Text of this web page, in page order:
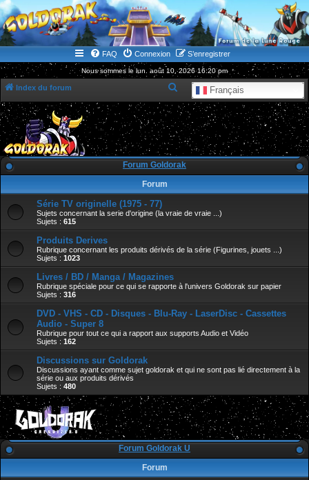
WWW.GOLDORAKGO.COM
le site de la Lune Rouge
FAQ Connexion S’enregistrer
Nous sommes le lun. août 10, 2026 16:20 pm
Index du forum Français
e
c
h
r
Forum Goldorak
Forum
Série TV originelle (1975 - 77)
Sujets concernant la serie d'origine (la vraie de vraie ...)
Sujets : 615
Produits Derives
Rubrique concernant les produits dérivés de la série (Figurines, jouets ...)
Sujets : 1023
Livres / BD / Manga / Magazines
Rubrique spéciale pour ce qui se rapporte à l'univers Goldorak sur papier
Sujets : 316
DVD - VHS - CD - Disques - Blu-Ray - LaserDisc - Cassettes
Audio - Super 8
Rubrique pour tout ce qui a rapport aux supports Audio et Vidéo
Sujets : 162
Discussions sur Goldorak
Discussions ayant comme sujet goldorak et qui ne sont pas lié directement à la
série ou aux produits dérivés
Sujets : 480
Forum Goldorak U
Forum